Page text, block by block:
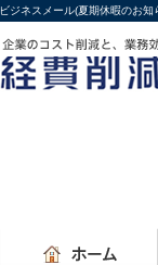
ビジネスメール(夏期休暇のお